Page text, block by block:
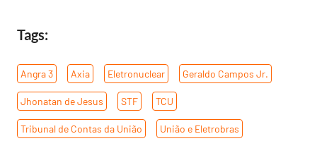
Tags:
Angra 3 Axia Eletronuclear Geraldo Campos Jr.
Jhonatan de Jesus STF TCU
Tribunal de Contas da União União e Eletrobras